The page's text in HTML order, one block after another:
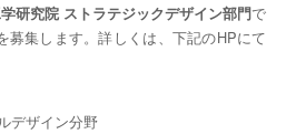
研究院 ストラテジックデザイン部門で
募集します。詳しくは、下記のHPにて
デザイン分野